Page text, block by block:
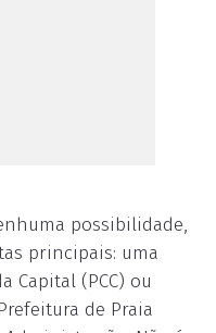
possibilidade,
principais: uma
Capital (PCC) ou
de Praia